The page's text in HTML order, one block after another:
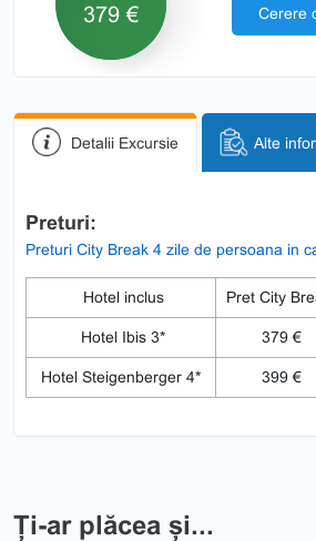
379 € Cerere
Detalii Excursie Alte
Preturi:
Preturi City Break 4 zile de persoana in
Hotel inclus Pret City
Hotel Ibis 3* 379 €
Hotel Steigenberger 4* 399 €
Ți-ar plăcea și...